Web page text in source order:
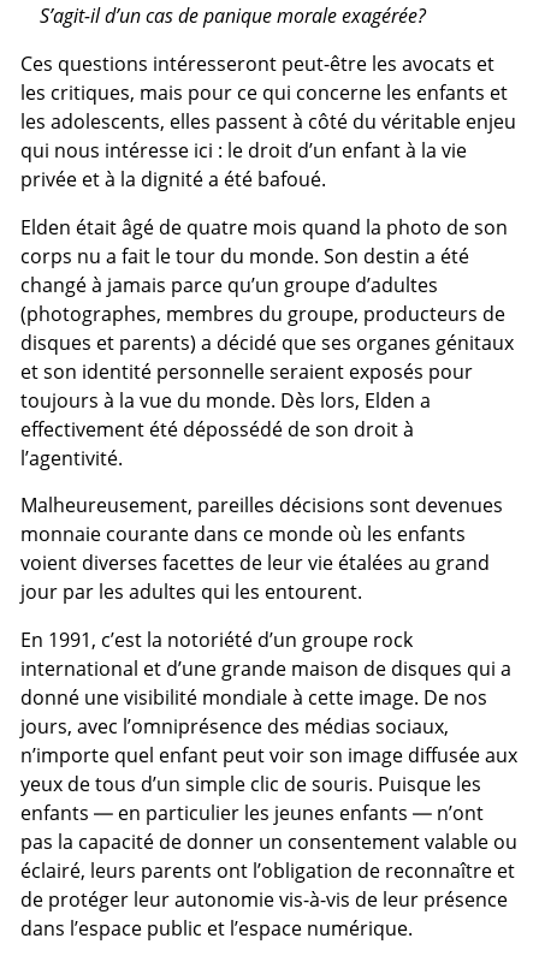
S’agit-il d’un cas de panique morale exagérée?
Ces questions intéresseront peut-être les avocats et
les critiques, mais pour ce qui concerne les enfants et
les adolescents, elles passent à côté du véritable enjeu
qui nous intéresse ici : le droit d’un enfant à la vie
privée et à la dignité a été bafoué.
Elden était âgé de quatre mois quand la photo de son
corps nu a fait le tour du monde. Son destin a été
changé à jamais parce qu’un groupe d’adultes
(photographes, membres du groupe, producteurs de
disques et parents) a décidé que ses organes génitaux
et son identité personnelle seraient exposés pour
toujours à la vue du monde. Dès lors, Elden a
effectivement été dépossédé de son droit à
l’agentivité.
Malheureusement, pareilles décisions sont devenues
monnaie courante dans ce monde où les enfants
voient diverses facettes de leur vie étalées au grand
jour par les adultes qui les entourent.
En 1991, c’est la notoriété d’un groupe rock
international et d’une grande maison de disques qui a
donné une visibilité mondiale à cette image. De nos
jours, avec l’omniprésence des médias sociaux,
n’importe quel enfant peut voir son image diffusée aux
yeux de tous d’un simple clic de souris. Puisque les
enfants — en particulier les jeunes enfants — n’ont
pas la capacité de donner un consentement valable ou
éclairé, leurs parents ont l’obligation de reconnaître et
de protéger leur autonomie vis-à-vis de leur présence
dans l’espace public et l’espace numérique.